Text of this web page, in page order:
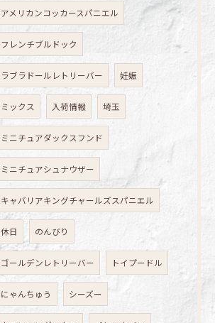
アメリカンコッカースパニエル
フレンチブルドック
ラブラドールレトリーバー 妊娠
ミックス 入荷情報 埼玉
ミニチュアダックスフンド
ミニチュアシュナウザー
キャバリアキングチャールズスパニエル
休日 のんびり
ゴールデンレトリーバー トイプードル
にゃんちゅう シーズー